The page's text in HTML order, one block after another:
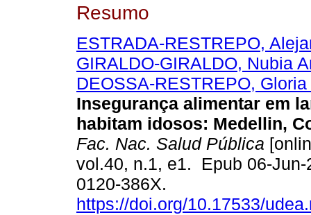
Resumo
ESTRADA-RESTREPO,
GIRALDO-GIRALDO, Nubia
DEOSSA-RESTREPO,
Insegurança alimentar em
habitam idosos: Medellin,
Fac. Nac. Salud Pública
vol.40, n.1, e1. Epub 06-Jun-
0120-386X.
https://doi.org/10.17533/